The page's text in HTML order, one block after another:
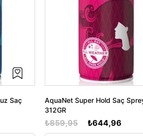
Saç
AquaNet Super Hold Saç
312GR
₺644,96
₺859,95